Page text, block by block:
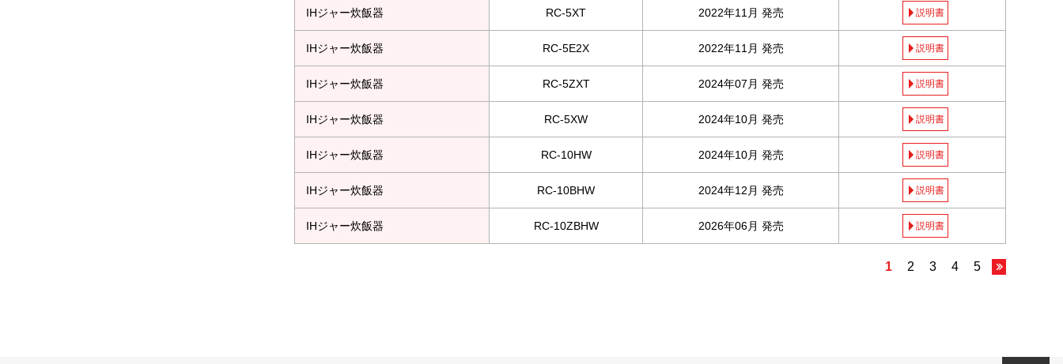
IHジャー炊飯器 RC-5XT 2022年11月 発売 説明書
IHジャー炊飯器 RC-5E2X 2022年11月 発売 説明書
IHジャー炊飯器 RC-5ZXT 2024年07月 発売 説明書
IHジャー炊飯器 RC-5XW 2024年10月 発売 説明書
IHジャー炊飯器 RC-10HW 2024年10月 発売 説明書
IHジャー炊飯器 RC-10BHW 2024年12月 発売 説明書
IHジャー炊飯器 RC-10ZBHW 2026年06月 発売 説明書
1 2 3 4 5